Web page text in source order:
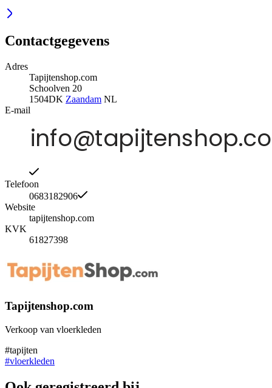
Contactgegevens
Adres
Tapijtenshop.com
Schoolven 20
1504DK Zaandam NL
E-mail
Telefoon
0683182906
Website
tapijtenshop.com
KVK
61827398
Tapijtenshop.com
Verkoop van vloerkleden
#tapijten
#vloerkleden